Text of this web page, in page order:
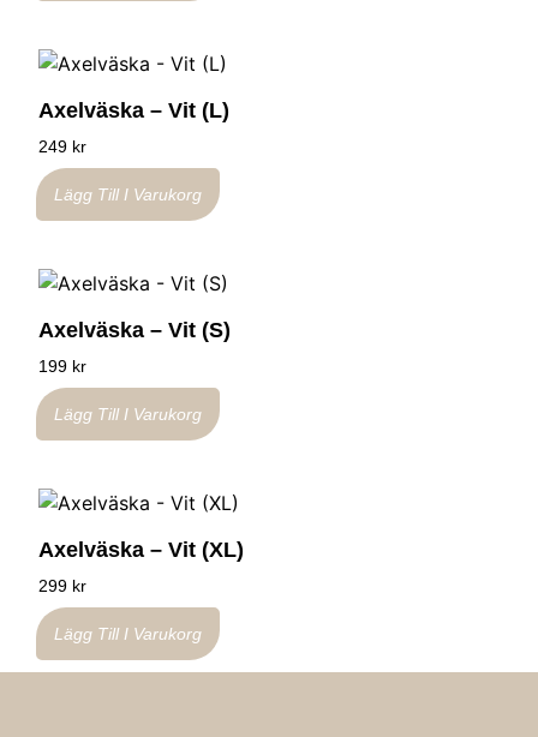
Axelväska – Vit (L)
249 kr
Lägg Till I Varukorg
Axelväska – Vit (S)
199 kr
Lägg Till I Varukorg
Axelväska – Vit (XL)
299 kr
Lägg Till I Varukorg